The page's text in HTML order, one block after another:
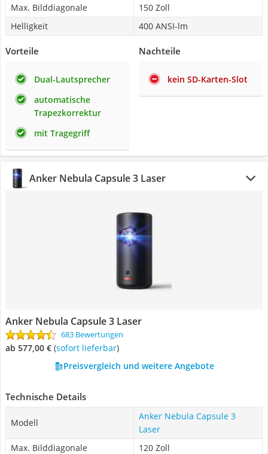
Max. Bilddiagonale
150 Zoll
Helligkeit
400 ANSI-lm
Vorteile
Dual-Lautsprecher
automatische
Trapezkorrektur
mit Tragegriff
Nachteile
kein SD-Karten-Slot
Anker Nebula Capsule 3 Laser
Anker Nebula Capsule 3 Laser
683 Bewertungen
ab 577,00 € ( Sofort lieferbar)
Preisvergleich und weitere Angebote
Technische Details
Modell
Anker Nebula Capsule 3
Laser
Max. Bilddiagonale
120 Zoll